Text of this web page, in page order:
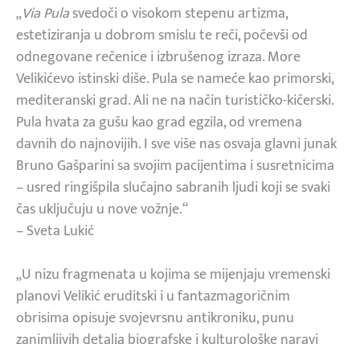
„Via Pulasvedoči o visokom stepenu artizma,
estetiziranja u dobrom smislu te reči, počevši od
odnegovane rečenice i izbrušenog izraza. More
Velikićevo istinski diše. Pula se nameće kao primorski,
mediteranski grad. Ali ne na način turističko-kičerski.
Pula hvata za gušu kao grad egzila, od vremena
davnih do najnovijih. I sve više nas osvaja glavni junak
Bruno Gašparini sa svojim pacijentima i susretnicima
– usred ringišpila slučajno sabranih ljudi koji se svaki
čas uključuju u nove vožnje.“
– Sveta Lukić
„U nizu fragmenata u kojima se mijenjaju vremenski
planovi Velikić eruditski i u fantazmagoričnim
obrisima opisuje svojevrsnu antikroniku, punu